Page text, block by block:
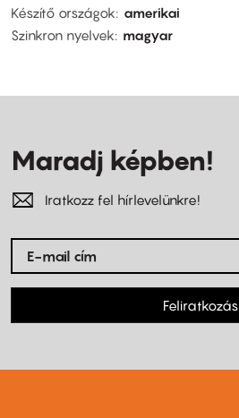
Készítő országok
amerikai
Szinkron nyelvek
magyar
Maradj képben!
Iratkozz fel hírlevelünkre!
Feliratkozás